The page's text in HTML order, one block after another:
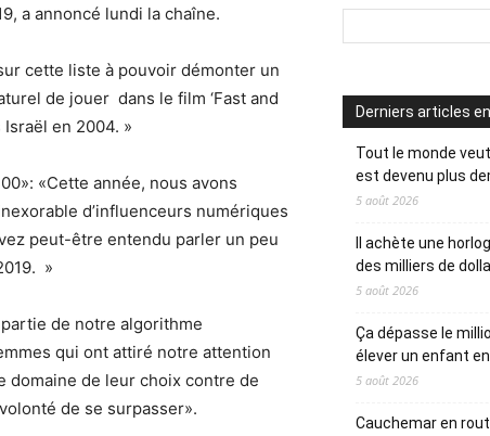
a annoncé lundi la chaîne.
cette liste à pouvoir démonter un
de jouer dans le film ‘Fast and
Israël en 2004. »
«Cette année, nous avons
d’influenceurs numériques
peut-être entendu parler un peu
»
partie de notre algorithme
qui ont attiré notre attention
domaine de leur choix contre de
de se surpasser».
Derniers articles
Tout le monde
est devenu plus
5 août 2026
Il achète une
des milliers de
5 août 2026
Ça dépasse le
élever un enfant
5 août 2026
Cauchemar en